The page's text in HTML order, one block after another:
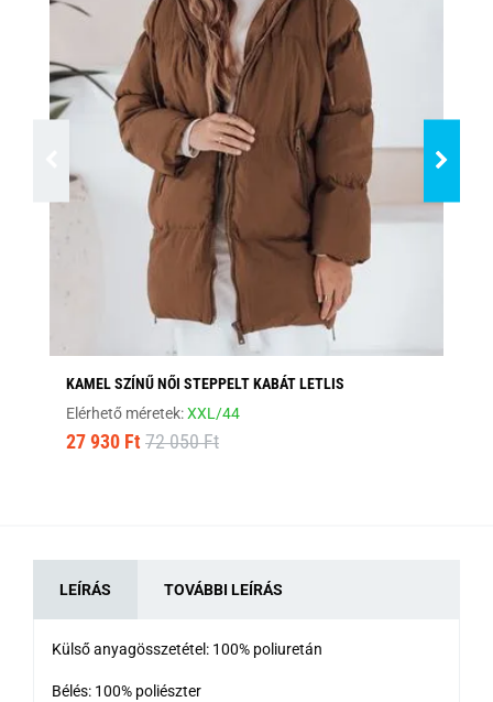
KAMEL SZÍNŰ NŐI STEPPELT KABÁT LETLIS
Elérhető méretek:XXL/44
27 930 Ft 72 050 Ft
LEÍRÁS TOVÁBBI LEÍRÁS
Külső anyagösszetétel: 100% poliuretán
Bélés: 100% poliészter